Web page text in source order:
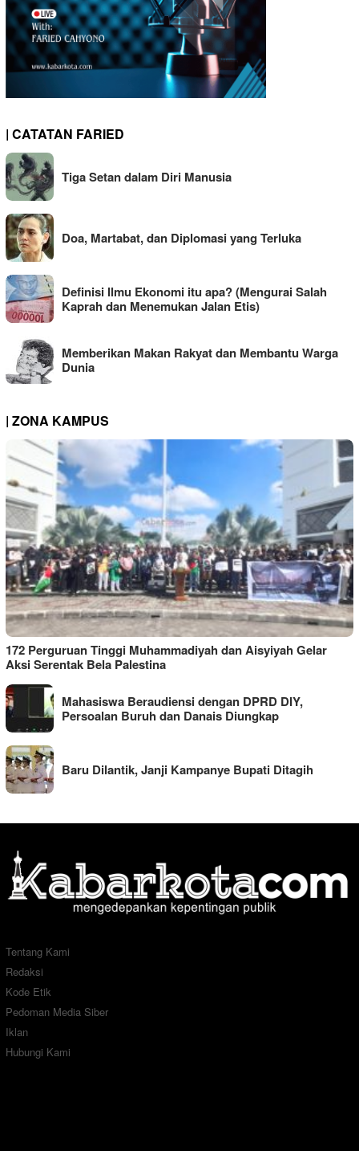
| CATATAN FARIED
Tiga Setan dalam Diri Manusia
Doa, Martabat, dan Diplomasi yang Terluka
Definisi Ilmu Ekonomi itu apa? (Mengurai Salah
Kaprah dan Menemukan Jalan Etis)
Memberikan Makan Rakyat dan Membantu Warga
Dunia
| ZONA KAMPUS
172 Perguruan Tinggi Muhammadiyah dan Aisyiyah Gelar
Aksi Serentak Bela Palestina
Mahasiswa Beraudiensi dengan DPRD DIY,
Persoalan Buruh dan Danais Diungkap
Baru Dilantik, Janji Kampanye Bupati Ditagih
Tentang Kami
Redaksi
Kode Etik
Pedoman Media Siber
Iklan
Hubungi Kami